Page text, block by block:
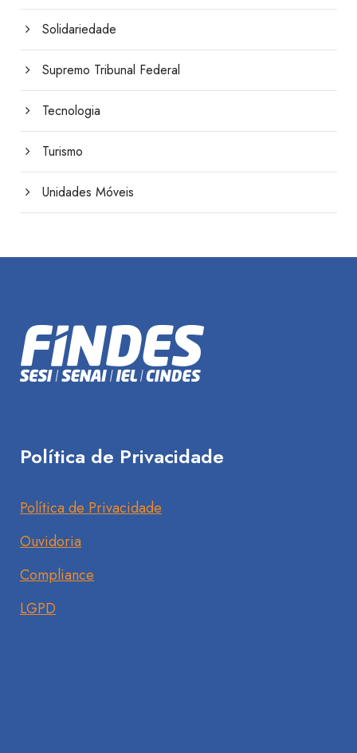
Solidariedade
Supremo Tribunal Federal
Tecnologia
Turismo
Unidades Móveis
Política de Privacidade
Política de Privacidade
Ouvidoria
Compliance
LGPD